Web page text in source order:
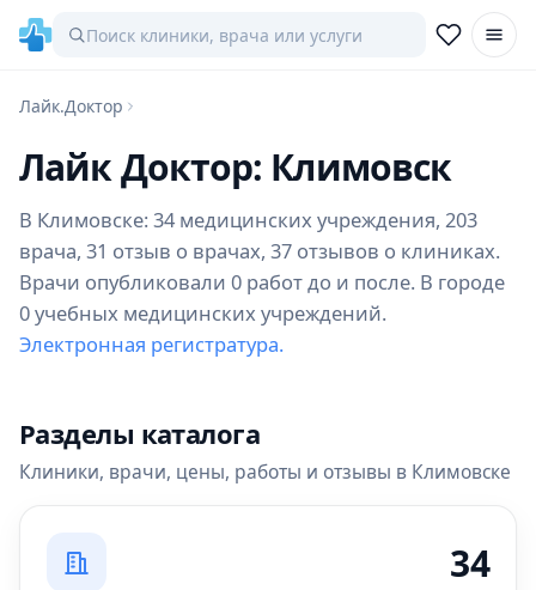
Лайк.Доктор
Лайк Доктор: Климовск
В Климовске: 34 медицинских учреждения, 203
врача, 31 отзыв о врачах, 37 отзывов о клиниках.
Врачи опубликовали 0 работ до и после. В городе
0 учебных медицинских учреждений.
Электронная регистратура.
Разделы каталога
Клиники, врачи, цены, работы и отзывы в Климовске
34